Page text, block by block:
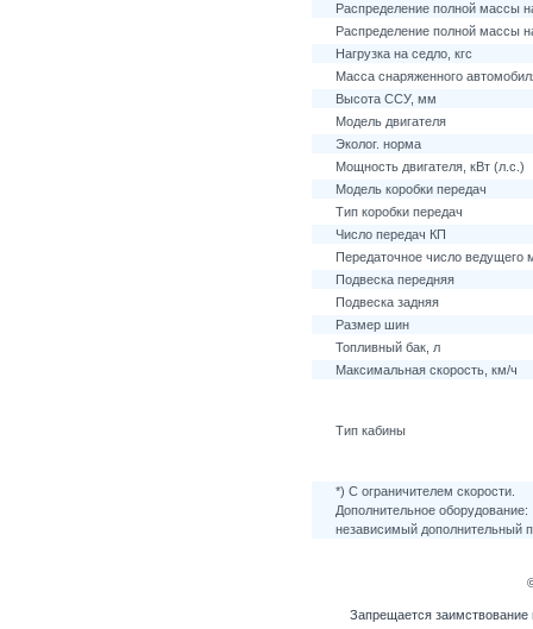
Распределение полной массы
Распределение полной массы
Нагрузка на седло, кгс
Масса снаряженного
Высота ССУ, мм
Модель двигателя
Эколог. норма
Мощность двигателя, кВт (л.с.)
Модель коробки передач
Тип коробки передач
Число передач КП
Передаточное число ведущего
Подвеска передняя
Подвеска задняя
Размер шин
Топливный бак, л
Максимальная скорость, км/ч
Тип кабины
*) С ограничителем скорости.
Дополнительное
независимый дополнительный
Запрещается заимствование